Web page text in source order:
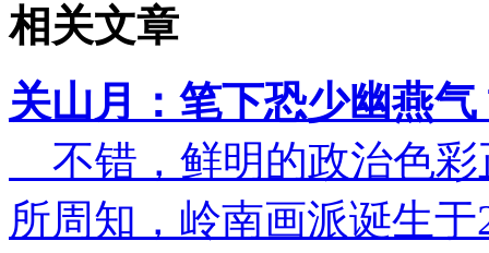
相关文章
关山月：笔下恐少幽燕
不错，鲜明的政治色彩
所周知，岭南画派诞生